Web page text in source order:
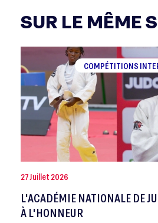
SUR LE MÊME
COMPÉTITIONS
27 Juillet 2026
L'ACADÉMIE NATIONALE DE
À L'HONNEUR